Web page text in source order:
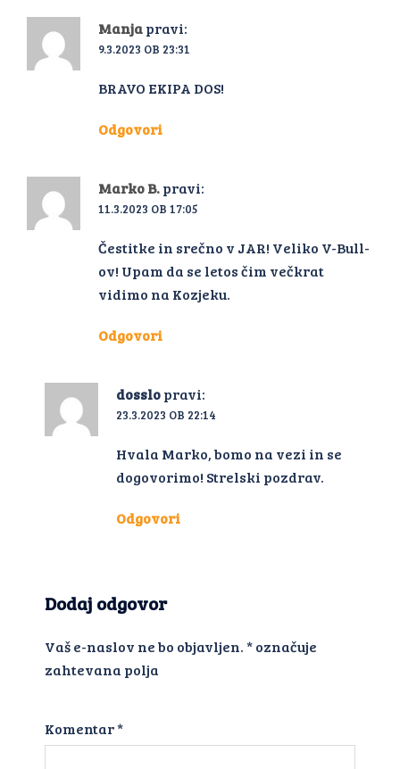
Manjapravi:
9.3.2023 OB 23:31
BRAVO EKIPA DOS!
Odgovori
Marko B.pravi:
11.3.2023 OB 17:05
Čestitke in srečno v JAR! Veliko V-Bull-
ov! Upam da se letos čim večkrat
vidimo na Kozjeku.
Odgovori
dosslopravi:
23.3.2023 OB 22:14
Hvala Marko, bomo na vezi in se
dogovorimo! Strelski pozdrav.
Odgovori
Dodaj odgovor
Vaš e-naslov ne bo objavljen.*označuje
zahtevana polja
Komentar*